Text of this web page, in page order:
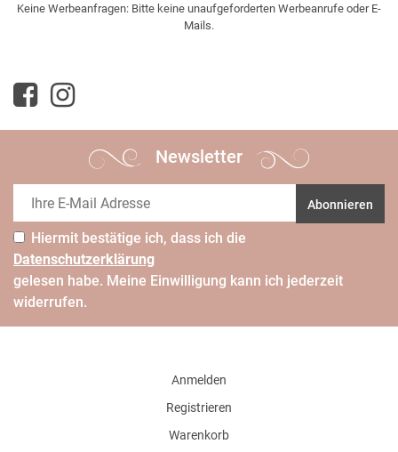
Keine Werbeanfragen: Bitte keine unaufgeforderten Werbeanrufe oder E-
Mails.
Newsletter
Abonnieren
Hiermit bestätige ich, dass ich die
Daten­schutz­erklärung
gelesen habe. Meine Einwilligung kann ich jederzeit
widerrufen.
Anmelden
Registrieren
Warenkorb